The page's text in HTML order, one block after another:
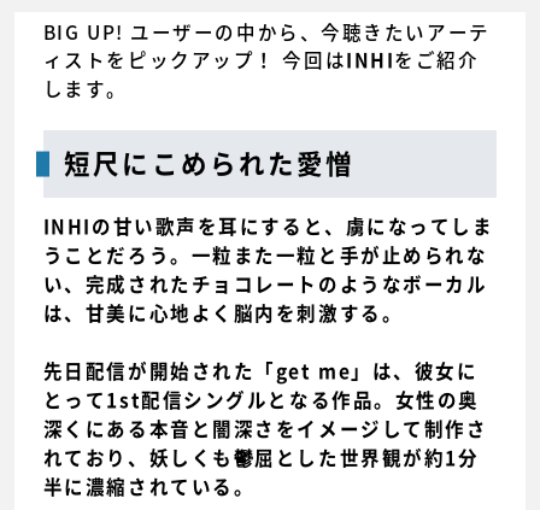
BIG UP! ユーザーの中から、今聴きたいアーテ
ィストをピックアップ！ 今回はINHIをご紹介
します。
短尺にこめられた愛憎
INHIの甘い歌声を耳にすると、虜になってしま
うことだろう。一粒また一粒と手が止められな
い、完成されたチョコレートのようなボーカル
は、甘美に心地よく脳内を刺激する。
先日配信が開始された「get me」は、彼女に
とって1st配信シングルとなる作品。女性の奥
深くにある本音と闇深さをイメージして制作さ
れており、妖しくも鬱屈とした世界観が約1分
半に濃縮されている。